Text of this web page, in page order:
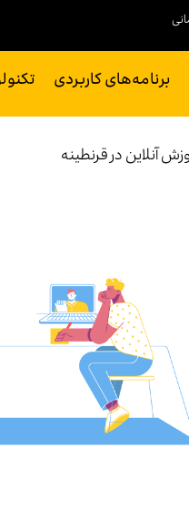
برنامه‌های کاربردی
آنلاین در قرنطینه